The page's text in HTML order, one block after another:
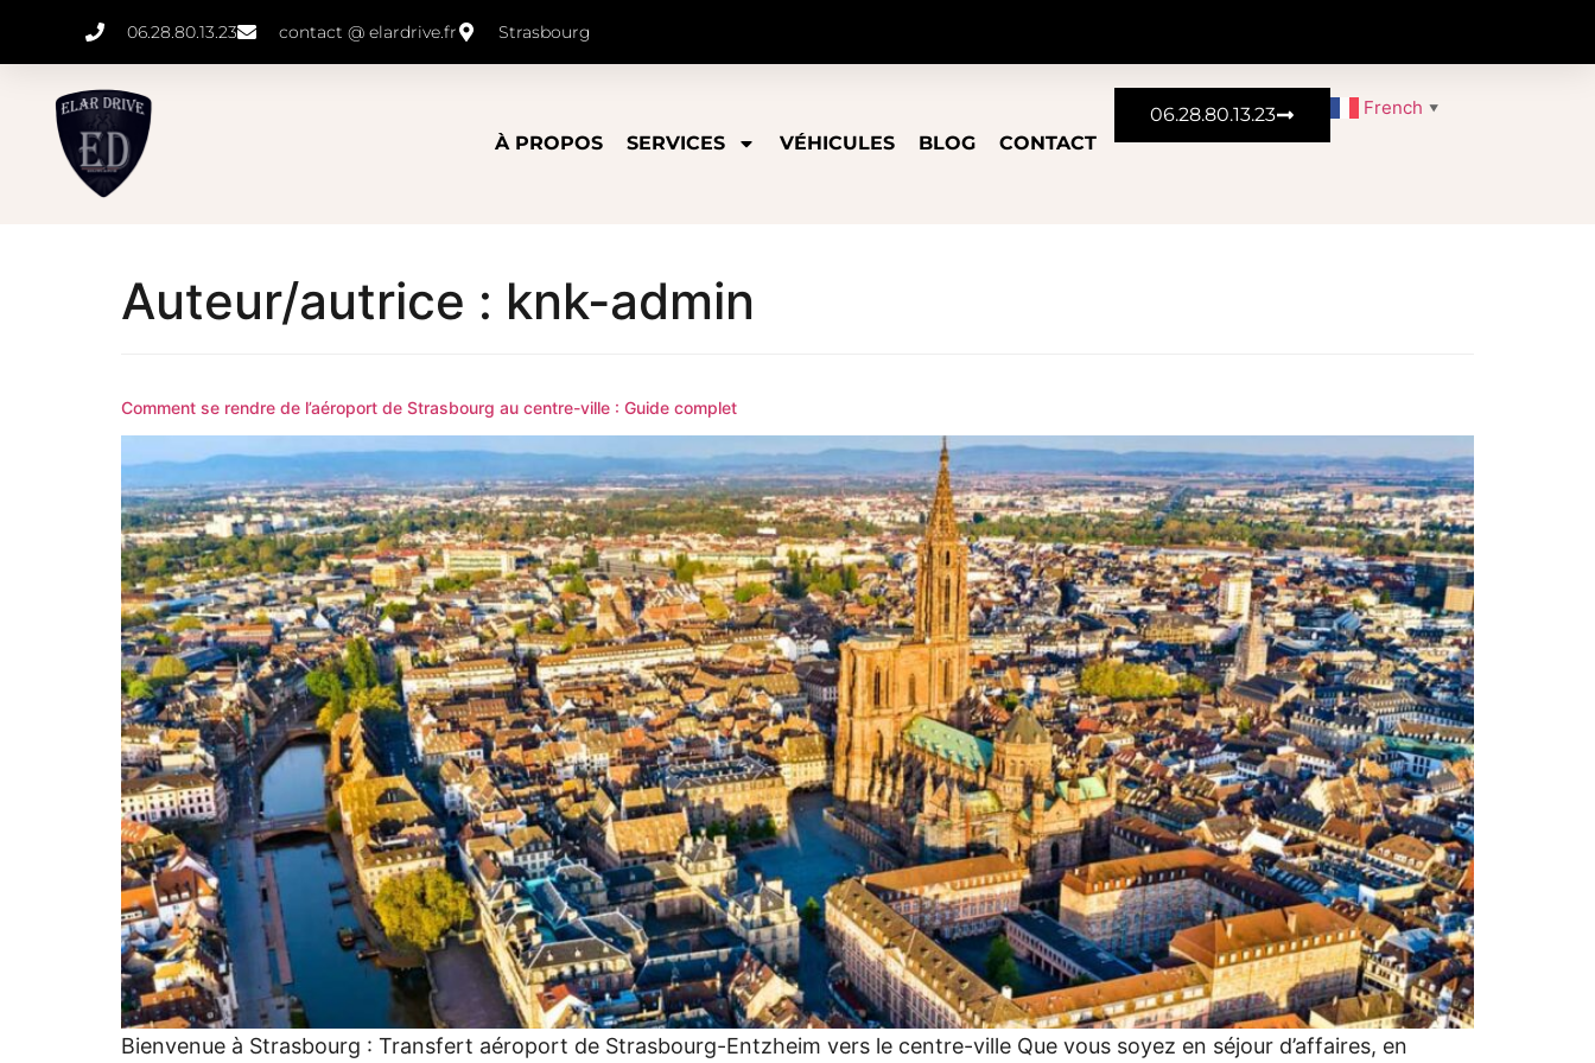
06.28.80.13.23 contact @ elardrive.fr Strasbourg
À PROPOS SERVICES VÉHICULES BLOG CONTACT
06.28.80.13.23 French ▼
Auteur/autrice : knk-admin
Comment se rendre de l’aéroport de Strasbourg au centre-ville : Guide complet
Bienvenue à Strasbourg : Transfert aéroport de Strasbourg-Entzheim vers le centre-ville Que vous soyez en séjour d’affaires, en